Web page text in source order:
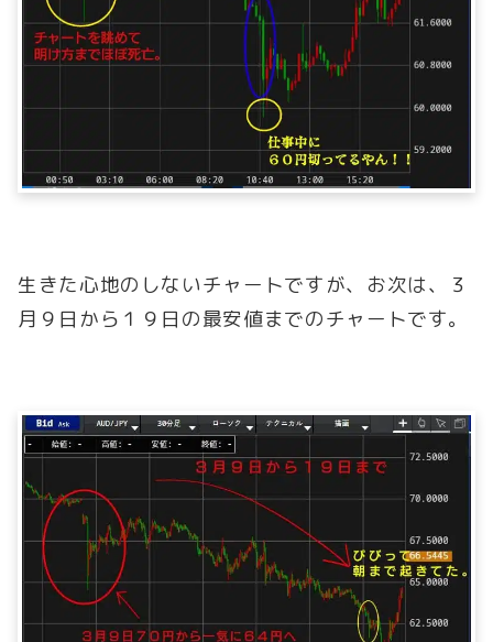
生きた心地のしないチャートですが、お次は、３
月９日から１９日の最安値までのチャートです。